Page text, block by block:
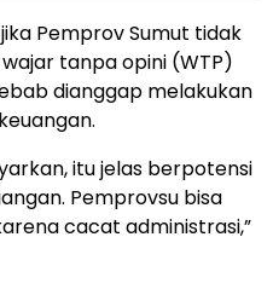
Pemprov Sumut tidak
tanpa opini (WTP)
dianggap melakukan
itu jelas berpotensi
Pemprovsu bisa
cacat administrasi,”